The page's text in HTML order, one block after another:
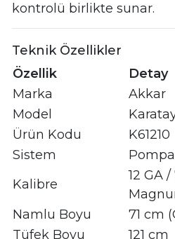
kontrolü birlikte sunar.
Teknik Özellikler
Özellik
Detay
Marka
Akkar
Model
Ürün Kodu
K61210
Sistem
Kalibre
12 GA
Namlu Boyu
71 cm
Tüfek Boyu
121 cm